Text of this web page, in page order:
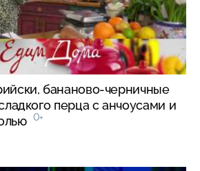
бананово-черничные
перца с анчоусами и
0+